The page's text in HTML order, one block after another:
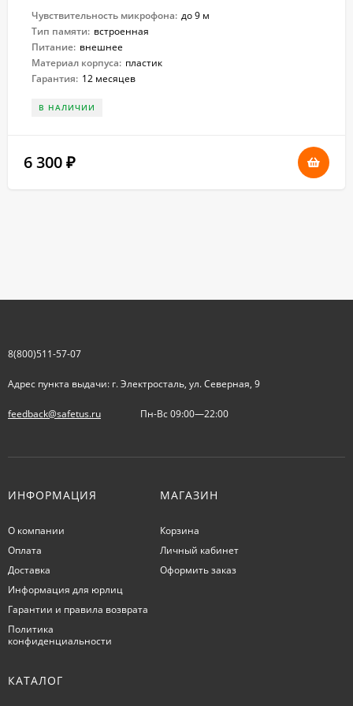
Чувствительность микрофона: до 9 м
Тип памяти: встроенная
Питание: внешнее
Материал корпуса: пластик
Гарантия: 12 месяцев
В НАЛИЧИИ
6 300 ₽
8(800)511-57-07
Адрес пункта выдачи: г. Электросталь, ул. Северная, 9
feedback@safetus.ru Пн-Вс 09:00—22:00
ИНФОРМАЦИЯ
О компании
Оплата
Доставка
Информация для юрлиц
Гарантии и правила возврата
Политика
конфиденциальности
МАГАЗИН
Корзина
Личный кабинет
Оформить заказ
КАТАЛОГ